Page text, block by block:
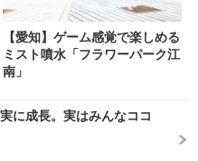
【愛知】ゲーム感覚で楽しめる
ミスト噴水「フラワーパーク江
南」
に成長。実はみんなココ